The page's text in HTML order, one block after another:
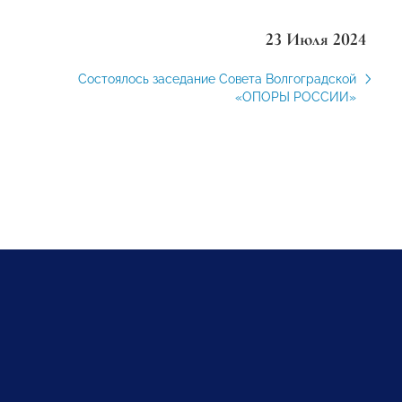
23 Июля 2024
Состоялось заседание Совета Волгоградской
«ОПОРЫ РОССИИ»